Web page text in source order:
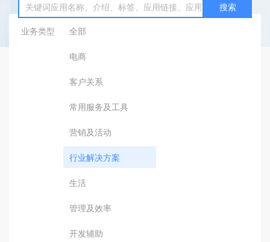
搜索
业务类型
全部
电商
客户关系
常用服务及工具
营销及活动
行业解决方案
生活
管理及效率
开发辅助